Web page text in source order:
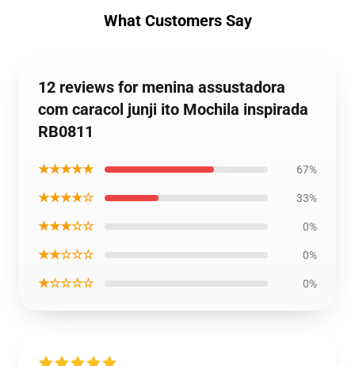
What Customers Say
12 reviews for menina assustadora
com caracol junji ito Mochila inspirada
RB0811
★★★★★ 67%
★★★★☆ 33%
★★★☆☆ 0%
★★☆☆☆ 0%
★☆☆☆☆ 0%